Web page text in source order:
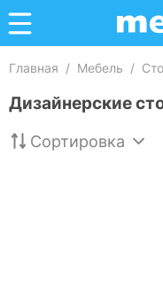
Главная / Мебель /
Дизайнерские
Сортировка